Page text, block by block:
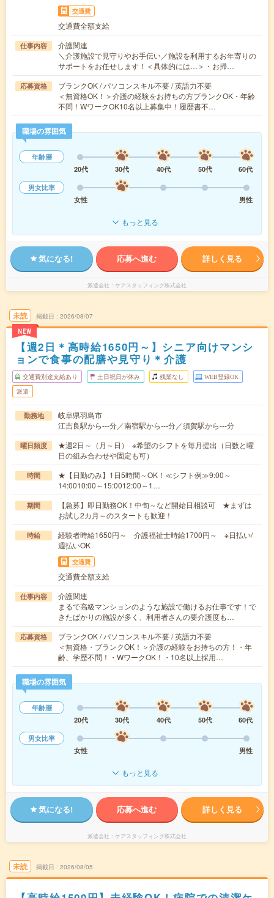
交通費
交通費全額支給
仕事内容
介護関連
＼介護施設で見守りやお手伝い／施設を利用するお年寄りの
サポートをお任せします！＜具体的には…＞・お掃…
応募資格
ブランクOK / パソコンスキル不要 / 英語力不要
＜無資格OK！＞介護の経験をお持ちの方ブランクOK・年齢
不問！WワークOK10名以上募集中！履歴書不…
職場の雰囲気
年齢層
20代
30代 40代 50代
60代
男女比率
女性
男性
もっと見る
気になる! 応募へ進む 詳しく見る
派遣会社 ケアスタッフィング株式会社
未読
NEW
掲載日 2026/08/07
【週2日＊高時給1650円～】シニア向けマンシ
ョンで食事の配膳や見守り＊介護
交通費別途支給あり 土日祝日が休み 残業なし WEB登録OK
派遣
勤務地
岐阜県羽島市
江吉良駅から---分／南宿駅から---分／須賀駅から---分
曜日頻度
★週2日～（月～日） ※希望のシフトを毎月提出（日数と曜
日の組み合わせや固定も可）
時間
★【日勤のみ】1日5時間～OK！≪シフト例≫9:00～
14:0010:00～15:0012:00～1…
期間
【急募】即日勤務OK！中旬～など開始日相談可 ★まずは
お試し2カ月～のスタートも歓迎！
時給
経験者時給1650円～ 介護福祉士時給1700円～ ※日払い/
週払いOK
交通費
交通費全額支給
仕事内容
介護関連
まるで高級マンションのような施設で働けるお仕事です！で
きたばかりの施設が多く、利用者さんの要介護度も…
応募資格
ブランクOK / パソコンスキル不要 / 英語力不要
＜無資格・ブランクOK！＞介護の経験をお持ちの方！・年
齢、学歴不問！・WワークOK！・10名以上採用…
職場の雰囲気
年齢層
20代
30代 40代 50代
60代
男女比率
女性
男性
もっと見る
気になる! 応募へ進む 詳しく見る
派遣会社 ケアスタッフィング株式会社
未読 掲載日 2026/08/05